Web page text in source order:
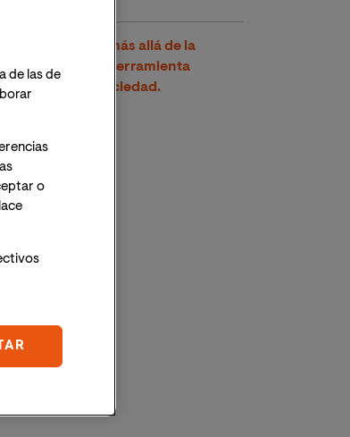
socio-laboral: más allá de la
laboral, una herramienta
para la sociedad.
de las de
o